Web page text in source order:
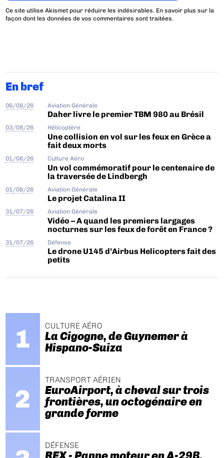
Ce site utilise Akismet pour réduire les indésirables. En savoir plus sur la
façon dont les données de vos commentaires sont traitées.
En bref
06/08/26 Aviation Générale
Daher livre le premier TBM 980 au Brésil
03/08/26 Hélicoptère
Une collision en vol sur les feux en Grèce a
fait deux morts
01/08/26 Culture Aéro
Un vol commémoratif pour le centenaire de
la traversée de Lindbergh
01/08/26 Aviation Générale
Le projet Catalina II
31/07/26 Aviation Générale
Vidéo – A quand les premiers largages
nocturnes sur les feux de forêt en France ?
31/07/26 Défense
Le drone U145 d’Airbus Helicopters fait des
petits
CULTURE AÉRO
La Cigogne, de Guynemer à
Hispano-Suiza
TRANSPORT AÉRIEN
EuroAirport, à cheval sur trois
frontières, un octogénaire en
grande forme
DÉFENSE